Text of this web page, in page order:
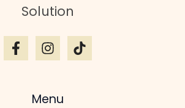
Solution
Menu